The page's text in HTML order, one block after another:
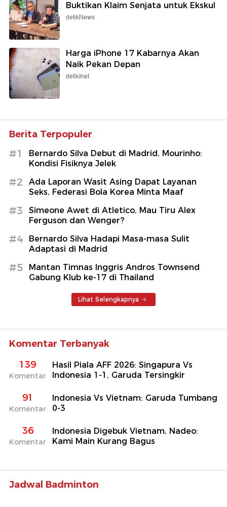
Buktikan Klaim Senjata untuk Ekskul
detikNews
Harga iPhone 17 Kabarnya Akan
Naik Pekan Depan
detikInet
Berita Terpopuler
#1
Bernardo Silva Debut di Madrid, Mourinho:
Kondisi Fisiknya Jelek
#2
Ada Laporan Wasit Asing Dapat Layanan
Seks, Federasi Bola Korea Minta Maaf
#3
Simeone Awet di Atletico, Mau Tiru Alex
Ferguson dan Wenger?
#4
Bernardo Silva Hadapi Masa-masa Sulit
Adaptasi di Madrid
#5
Mantan Timnas Inggris Andros Townsend
Gabung Klub ke-17 di Thailand
Lihat Selengkapnya
Komentar Terbanyak
139
Komentar
Hasil Piala AFF 2026: Singapura Vs
Indonesia 1-1, Garuda Tersingkir
91
Komentar
Indonesia Vs Vietnam: Garuda Tumbang
0-3
36
Komentar
Indonesia Digebuk Vietnam, Nadeo:
Kami Main Kurang Bagus
Jadwal Badminton